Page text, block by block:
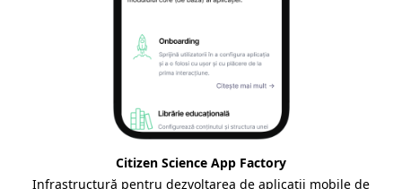
Citizen Science App Factory
Infrastructură pentru dezvoltarea de aplicații mobile de